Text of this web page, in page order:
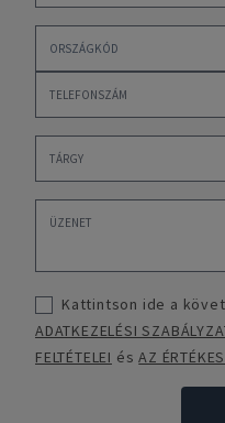
Kattintson ide a
ADATKEZELÉSI
FELTÉTELEI ésAZ